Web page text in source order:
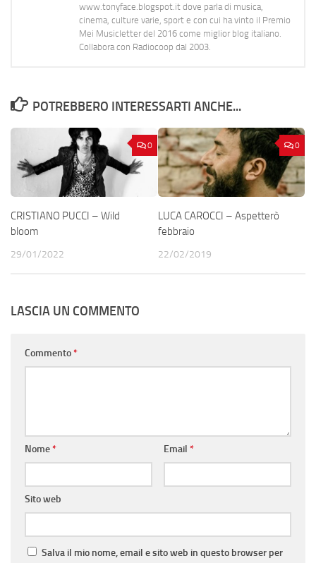
www.tonyface.blogspot.it dove parla di musica,
cinema, culture varie, sport e con cui ha vinto il Premio
Mei Musicletter del 2016 come miglior blog italiano.
Collabora con Radiocoop dal 2003.
POTREBBERO INTERESSARTI ANCHE...
0
CRISTIANO PUCCI – Wild
bloom
29/01/2022
0
LUCA CAROCCI – Aspetterò
febbraio
22/02/2019
LASCIA UN COMMENTO
Commento*
Nome* Email *
Sito web
Salva il mio nome, email e sito web in questo browser per